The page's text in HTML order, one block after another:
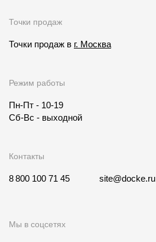
Точки продаж
Точки продаж в г. Москва
Режим работы
Пн-Пт - 10-19
Сб-Вс - выходной
Контакты
8 800 100 71 45 site@docke.ru
Мы в соцсетях